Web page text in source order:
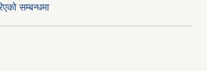
सम्बन्धमा